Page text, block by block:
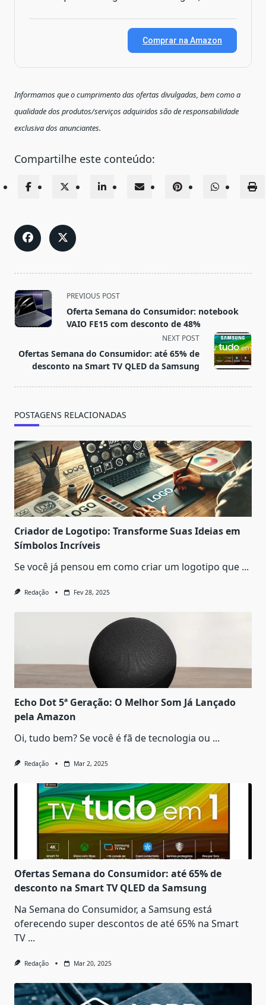
Comprar na Amazon
Informamos que o cumprimento das ofertas divulgadas, bem como a
qualidade dos produtos/serviços adquiridos são de responsabilidade
exclusiva dos anunciantes.
Compartilhe este conteúdo:
<span
class="nav-
subtitle
reader-
text">Page</span>
PREVIOUS POST
Oferta Semana do Consumidor: notebook
VAIO FE15 com desconto de 48%
NEXT POST
Ofertas Semana do Consumidor: até 65% de
desconto na Smart TV QLED da Samsung
POSTAGENS RELACIONADAS
Criador de Logotipo: Transforme Suas Ideias em
Símbolos Incríveis
Se você já pensou em como criar um logotipo que ...
Redação Fev 28, 2025
Echo Dot 5ª Geração: O Melhor Som Já Lançado
pela Amazon
Oi, tudo bem? Se você é fã de tecnologia ou ...
Redação Mar 2, 2025
Ofertas Semana do Consumidor: até 65% de
desconto na Smart TV QLED da Samsung
Na Semana do Consumidor, a Samsung está
oferecendo super descontos de até 65% na Smart
TV ...
Redação Mar 20, 2025